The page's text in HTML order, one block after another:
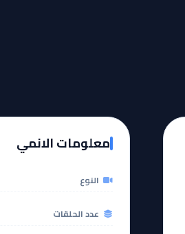
معلومات الانمي
النوع
عدد الحلقات